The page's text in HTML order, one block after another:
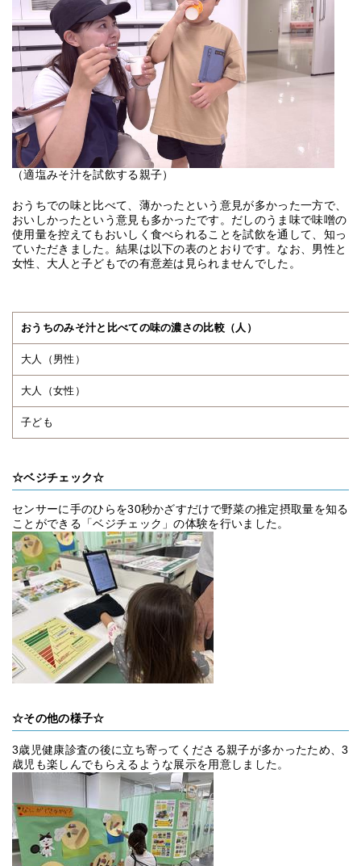
（適塩みそ汁を試飲する親子）
おうちでの味と比べて、薄かったという意見が多かった一方で、
おいしかったという意見も多かったです。だしのうま味で味噌の
使用量を控えてもおいしく食べられることを試飲を通して、知っ
ていただきました。結果は以下の表のとおりです。なお、男性と
女性、大人と子どもでの有意差は見られませんでした。
おうちのみそ汁と比べての味の濃さの比較（人）
大人（男性）
大人（女性）
子ども
☆ベジチェック☆
センサーに手のひらを30秒かざすだけで野菜の推定摂取量を知る
ことができる「ベジチェック」の体験を行いました。
☆その他の様子☆
3歳児健康診査の後に立ち寄ってくださる親子が多かったため、3
歳児も楽しんでもらえるような展示を用意しました。